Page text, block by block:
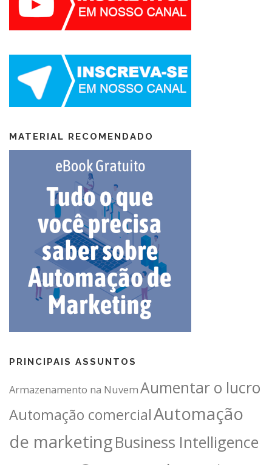
MATERIAL RECOMENDADO
PRINCIPAIS ASSUNTOS
Armazenamento na NuvemAumentar o lucro
Automação comercialAutomação
de marketingBusiness Intelligence